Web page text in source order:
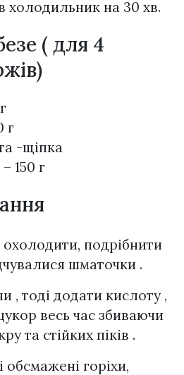
холодильник на 30 хв.
( для 4
г
-щіпка
150 г
охолодити, подрібнити
шматочки .
, тоді додати кислоту ,
весь час збиваючи
та стійких піків .
обсмажені горіхи,